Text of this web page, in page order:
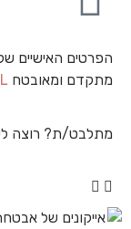
הפרטים האישיים
מתקדם ומאובטח
מתלבט/ת? רוצה